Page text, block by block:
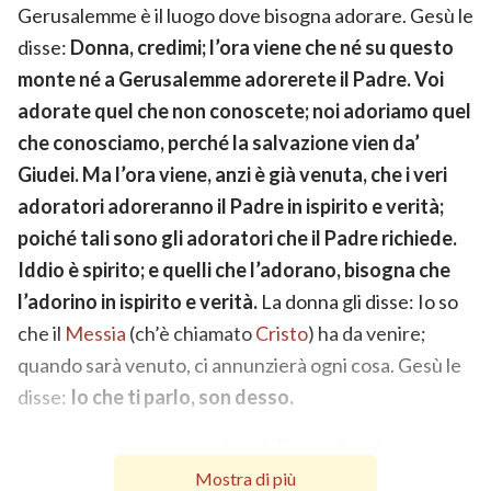
Gerusalemme è il luogo dove bisogna adorare. Gesù le
disse: Donna, credimi; l’ora viene che né su questo
monte né a Gerusalemme adorerete il Padre. Voi
adorate quel che non conoscete; noi adoriamo quel
che conosciamo, perché la salvazione vien da’
Giudei. Ma l’ora viene, anzi è già venuta, che i veri
adoratori adoreranno il Padre in ispirito e verità;
poiché tali sono gli adoratori che il Padre richiede.
Iddio è spirito; e quelli che l’adorano, bisogna che
l’adorino in ispirito e verità. La donna gli disse: Io so
che il Messia (ch’è chiamatoCristo) ha da venire;
quando sarà venuto, ci annunzierà ogni cosa. Gesù le
disse: Io che ti parlo, son desso.
maravigliarono ch’egli parlasse con una donna; ma pur
Mostra di più